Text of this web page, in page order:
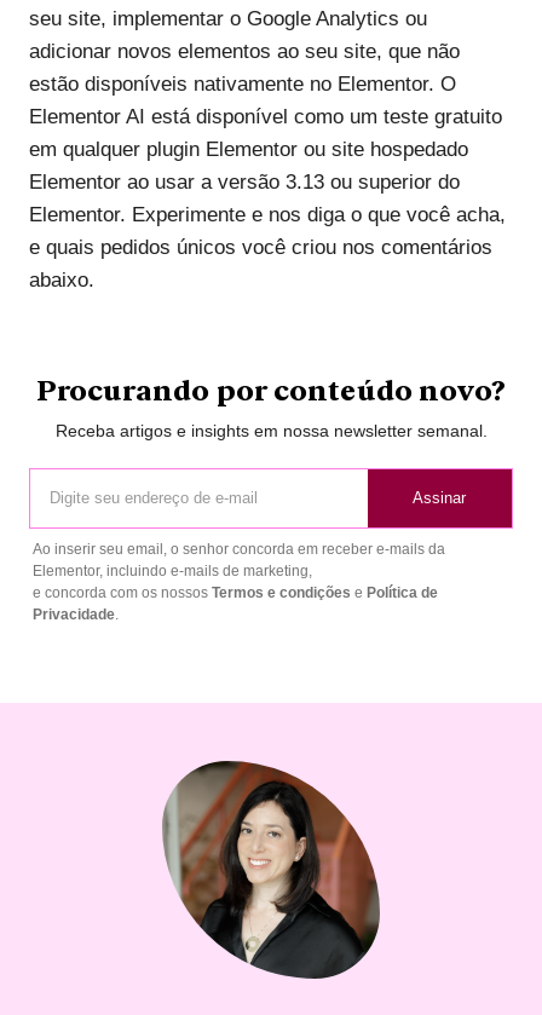
seu site, implementar o Google Analytics ou
adicionar novos elementos ao seu site, que não
estão disponíveis nativamente no Elementor. O
Elementor AI está disponível como um teste gratuito
em qualquer plugin Elementor ou site hospedado
Elementor ao usar a versão 3.13 ou superior do
Elementor. Experimente e nos diga o que você acha,
e quais pedidos únicos você criou nos comentários
abaixo.
Procurando por conteúdo novo?
Receba artigos e insights em nossa newsletter semanal.
Assinar
Ao inserir seu email, o senhor concorda em receber e-mails da
Elementor, incluindo e-mails de marketing,
e concorda com os nossos Termos e condições e Política de
Privacidade.